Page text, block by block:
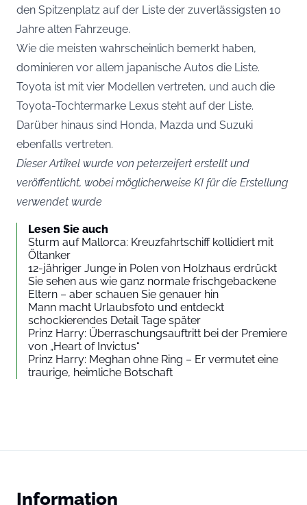
den Spitzenplatz auf der Liste der zuverlässigsten 10
Jahre alten Fahrzeuge.
Wie die meisten wahrscheinlich bemerkt haben,
dominieren vor allem japanische Autos die Liste.
Toyota ist mit vier Modellen vertreten, und auch die
Toyota-Tochtermarke Lexus steht auf der Liste.
Darüber hinaus sind Honda, Mazda und Suzuki
ebenfalls vertreten.
Dieser Artikel wurde von peterzeifert erstellt und
veröffentlicht, wobei möglicherweise KI für die Erstellung
verwendet wurde
Lesen Sie auch
Sturm auf Mallorca: Kreuzfahrtschiff kollidiert mit
Öltanker
12-jähriger Junge in Polen von Holzhaus erdrückt
Sie sehen aus wie ganz normale frischgebackene
Eltern – aber schauen Sie genauer hin
Mann macht Urlaubsfoto und entdeckt
schockierendes Detail Tage später
Prinz Harry: Überraschungsauftritt bei der Premiere
von „Heart of Invictus“
Prinz Harry: Meghan ohne Ring – Er vermutet eine
traurige, heimliche Botschaft
Information